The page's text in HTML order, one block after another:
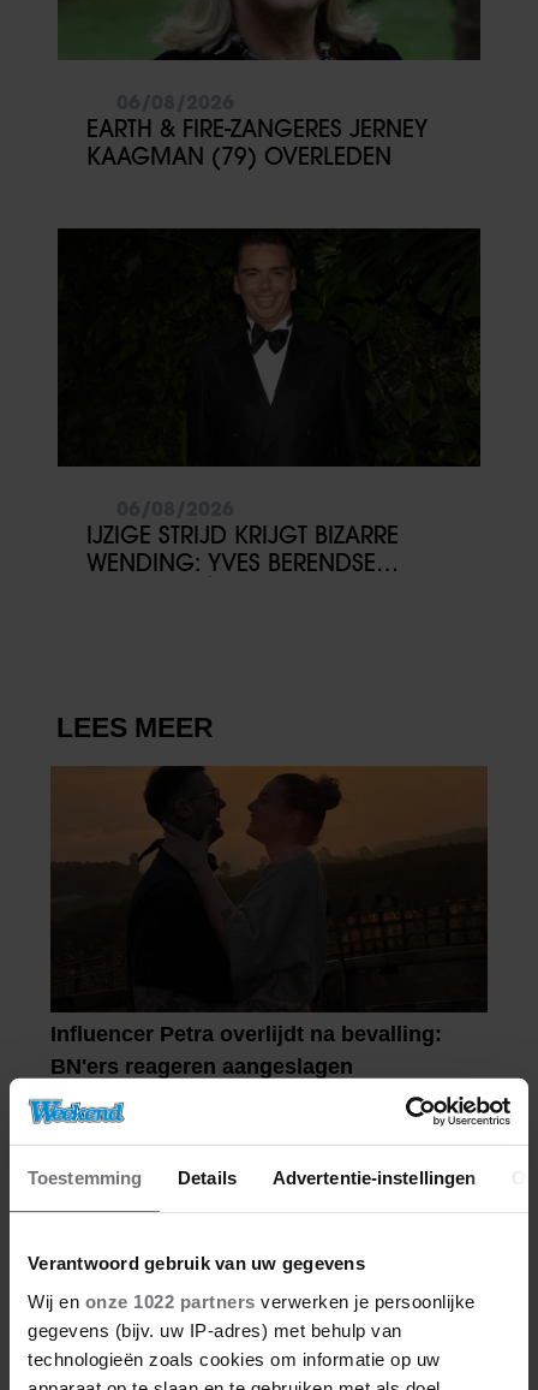
Toestemming Details Advertentie-instellingen
Verantwoord gebruik van uw gegevens
Wij en onze 1022 partners verwerken je persoonlijke
gegevens (bijv. uw IP-adres) met behulp van
technologieën zoals cookies om informatie op uw
EARTH & FIRE-ZANGERES JERNEY
KAAGMAN (79) OVERLEDEN
IJZIGE STRIJD KRIJGT BIZARRE
WENDING: YVES BERENDSE